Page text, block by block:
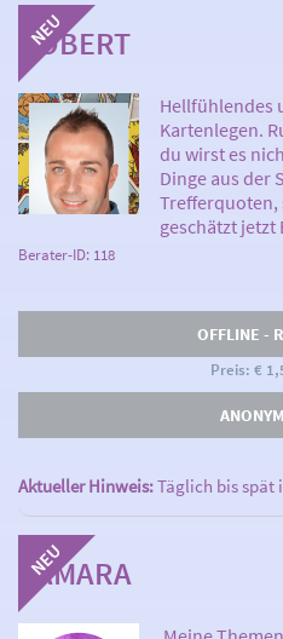
ROBERT
Hellfühlendes
Kartenlegen.
du wirst es
Dinge aus der
Trefferquoten,
geschätzt jetzt
Berater-ID: 118
OFFLINE -
Preis: €
Aktueller Hinweis:Täglich bis spät
SAMARA